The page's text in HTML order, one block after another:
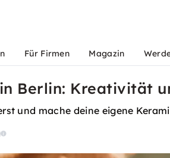
Für Firmen Magazin
Berlin: Kreativität
und mache deine eigene